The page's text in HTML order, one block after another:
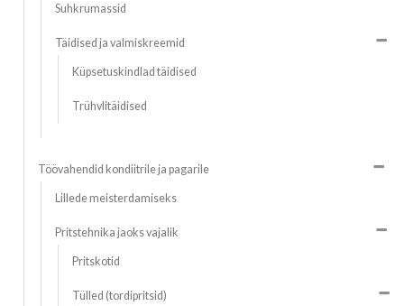
Suhkrumassid
Täidised ja valmiskreemid
Küpsetuskindlad täidised
Trühvlitäidised
Töövahendid kondiitrile ja pagarile
Lillede meisterdamiseks
Pritstehnika jaoks vajalik
Pritskotid
Tülled (tordipritsid)